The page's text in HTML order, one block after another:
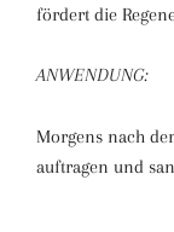
fördert die
ANWENDUNG:
Morgens nach
auftragen und